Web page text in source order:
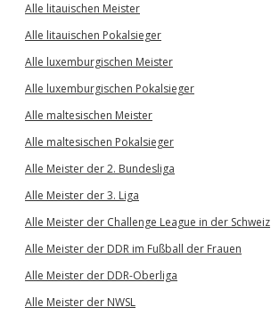
Alle litauischen Meister
Alle litauischen Pokalsieger
Alle luxemburgischen Meister
Alle luxemburgischen Pokalsieger
Alle maltesischen Meister
Alle maltesischen Pokalsieger
Alle Meister der 2. Bundesliga
Alle Meister der 3. Liga
Alle Meister der Challenge League in der Schweiz
Alle Meister der DDR im Fußball der Frauen
Alle Meister der DDR-Oberliga
Alle Meister der NWSL